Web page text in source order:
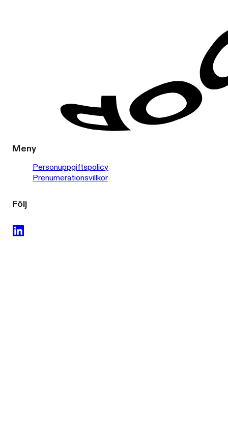
Meny
Personuppgiftspolicy
Prenumerationsvillkor
Följ